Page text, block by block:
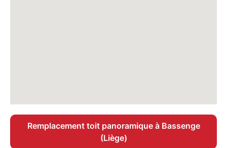
Remplacement toit panoramique à Bassenge
(Liège)